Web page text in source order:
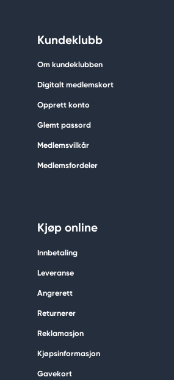
Kundeklubb
Om kundeklubben
Digitalt medlemskort
Opprett konto
Glemt passord
Medlemsvilkår
Medlemsfordeler
Kjøp online
Innbetaling
Leveranse
Angrerett
Returnerer
Reklamasjon
Kjøpsinformasjon
Gavekort